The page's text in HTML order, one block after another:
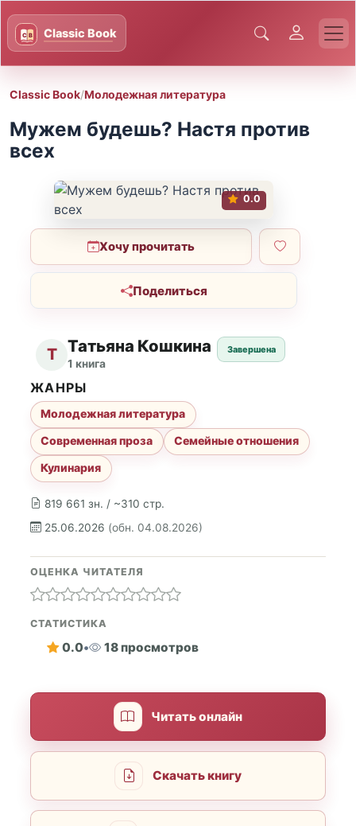
Classic Book/Молодежная литература
Мужем будешь? Настя против
всех
0.0
Хочу прочитать
Поделиться
Т Татьяна Кошкина
1 книга
Завершена
819 661 зн. / ~310 стр.
25.06.2026 (обн. 04.08.2026)
ЖАНРЫ
Молодежная литература
Современная проза
Семейные отношения
Кулинария
ОЦЕНКА ЧИТАТЕЛЯ
СТАТИСТИКА
0.0• 18 просмотров
Читать онлайн
Скачать книгу